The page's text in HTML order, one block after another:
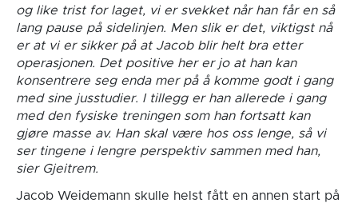
og like trist for laget, vi er svekket når han får en så
lang pause på sidelinjen. Men slik er det, viktigst nå
er at vi er sikker på at Jacob blir helt bra etter
operasjonen. Det positive her er jo at han kan
konsentrere seg enda mer på å komme godt i gang
med sine jusstudier. I tillegg er han allerede i gang
med den fysiske treningen som han fortsatt kan
gjøre masse av. Han skal være hos oss lenge, så vi
ser tingene i lengre perspektiv sammen med han,
sier Gjeitrem.
Jacob Weidemann skulle helst fått en annen start på